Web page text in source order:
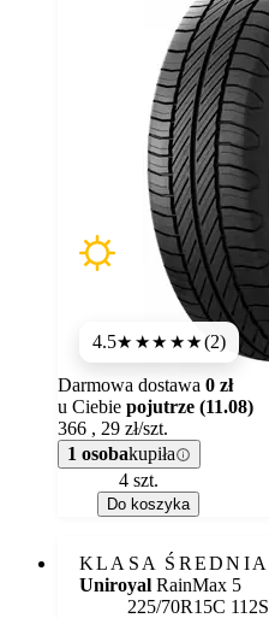
4.5★★★★★(2)
Dostępność:
Darmowa dostawa 0 zł
u Ciebie pojutrze (11.08)
366 , 29 zł/szt.
1 osobakupiła
Do koszyka
KLASA ŚREDNIA
Uniroyal RainMax 5
225/70R15C 112S